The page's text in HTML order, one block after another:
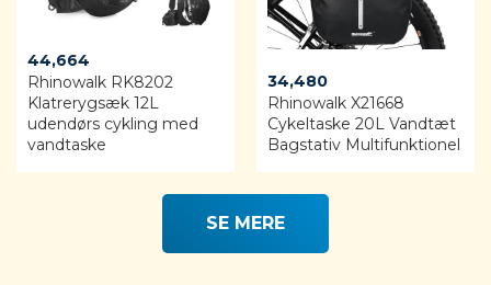
44,664
Rhinowalk RK8202
Klatrerygsæk 12L
udendørs cykling med
vandtaske
34,480
Rhinowalk X21668
Cykeltaske 20L Vandtæt
Bagstativ Multifunktionel
SE MERE